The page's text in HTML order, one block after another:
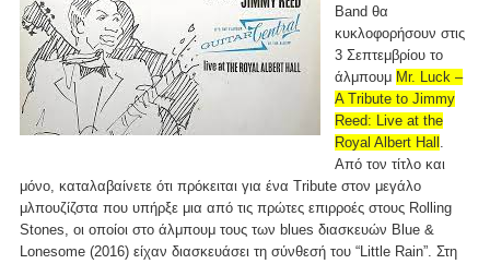
Band θα
κυκλοφορήσουν στις
3 Σεπτεμβρίου το
άλμπουμ Mr. Luck –
A Tribute to Jimmy
Reed: Live at the
Royal Albert Hall .
Από τον τίτλο και
μόνο, καταλαβαίνετε ότι πρόκειται για ένα Tribute στον μεγάλο
μλπουζίζστα που υπήρξε μια από τις πρώτες επιρροές στους Rolling
Stones, οι οποίοι στο άλμπουμ τους των blues διασκευών Blue &
Lonesome (2016) είχαν διασκευάσει τη σύνθεσή του “Little Rain”. Στη